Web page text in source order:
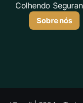
Colhendo
Sobre nós